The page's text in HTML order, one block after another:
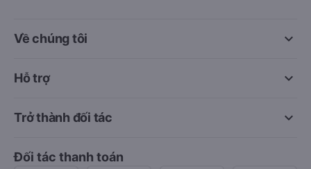
keyboard_arrow_down
Về chúng tôi
keyboard_arrow_down
Hỗ trợ
keyboard_arrow_down
Trở thành đối tác
Đối tác thanh toán